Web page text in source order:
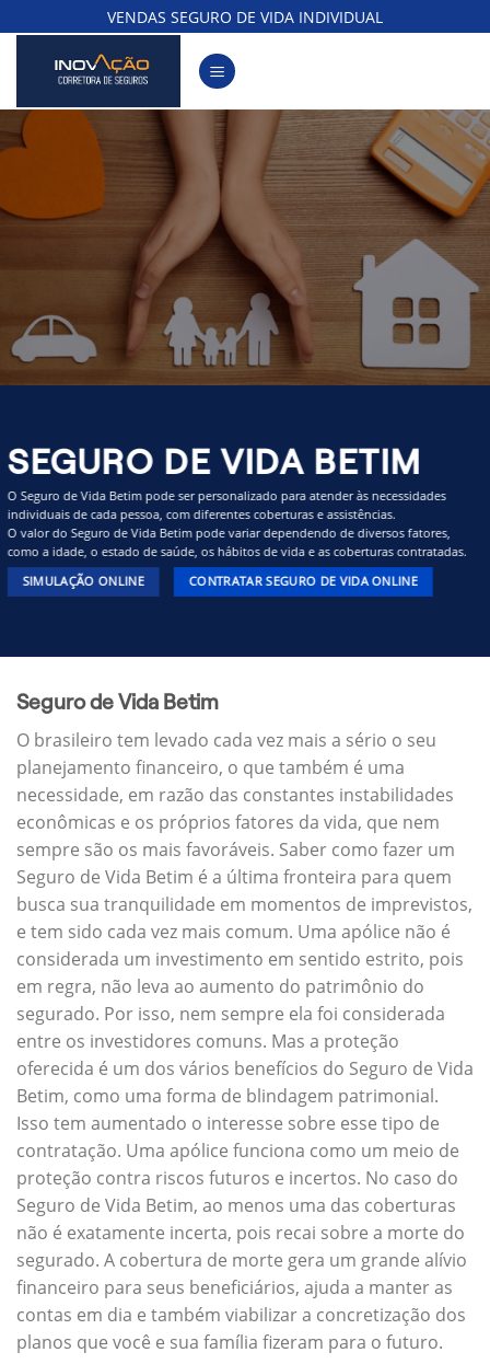
to
content
VENDAS SEGURO DE VIDA INDIVIDUAL
SEGURO DE VIDA BETIM
O Seguro de Vida Betim pode ser personalizado para atender às necessidades
individuais de cada pessoa, com diferentes coberturas e assistências.
O valor do Seguro de Vida Betim pode variar dependendo de diversos fatores,
como a idade, o estado de saúde, os hábitos de vida e as coberturas contratadas.
SIMULAÇÃO ONLINE CONTRATAR SEGURO DE VIDA ONLINE
Seguro de Vida Betim
O brasileiro tem levado cada vez mais a sério o seu
planejamento financeiro, o que também é uma
necessidade, em razão das constantes instabilidades
econômicas e os próprios fatores da vida, que nem
sempre são os mais favoráveis. Saber como fazer um
Seguro de Vida Betim é a última fronteira para quem
busca sua tranquilidade em momentos de imprevistos,
e tem sido cada vez mais comum. Uma apólice não é
considerada um investimento em sentido estrito, pois
em regra, não leva ao aumento do patrimônio do
segurado. Por isso, nem sempre ela foi considerada
entre os investidores comuns. Mas a proteção
oferecida é um dos vários benefícios do Seguro de Vida
Betim, como uma forma de blindagem patrimonial.
Isso tem aumentado o interesse sobre esse tipo de
contratação. Uma apólice funciona como um meio de
proteção contra riscos futuros e incertos. No caso do
Seguro de Vida Betim, ao menos uma das coberturas
não é exatamente incerta, pois recai sobre a morte do
segurado. A cobertura de morte gera um grande alívio
financeiro para seus beneficiários, ajuda a manter as
contas em dia e também viabilizar a concretização dos
planos que você e sua família fizeram para o futuro.